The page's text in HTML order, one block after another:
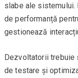
slabe ale
de performanță
gestionează
Dezvoltatorii trebuie
de testare și